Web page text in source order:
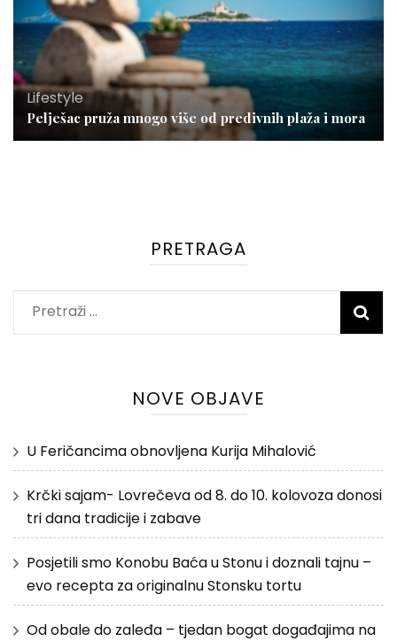
Lifestyle
Pelješac pruža mnogo više od predivnih plaža i mora
PRETRAGA
Pretraži:
NOVE OBJAVE
U Feričancima obnovljena Kurija Mihalović
Krčki sajam- Lovrečeva od 8. do 10. kolovoza donosi
tri dana tradicije i zabave
Posjetili smo Konobu Baća u Stonu i doznali tajnu –
evo recepta za originalnu Stonsku tortu
Od obale do zaleđa – tjedan bogat događajima na